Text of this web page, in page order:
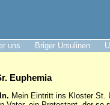
uns Briger Ursulinen
Euphemia
Mein Eintritt ins Kloster St.